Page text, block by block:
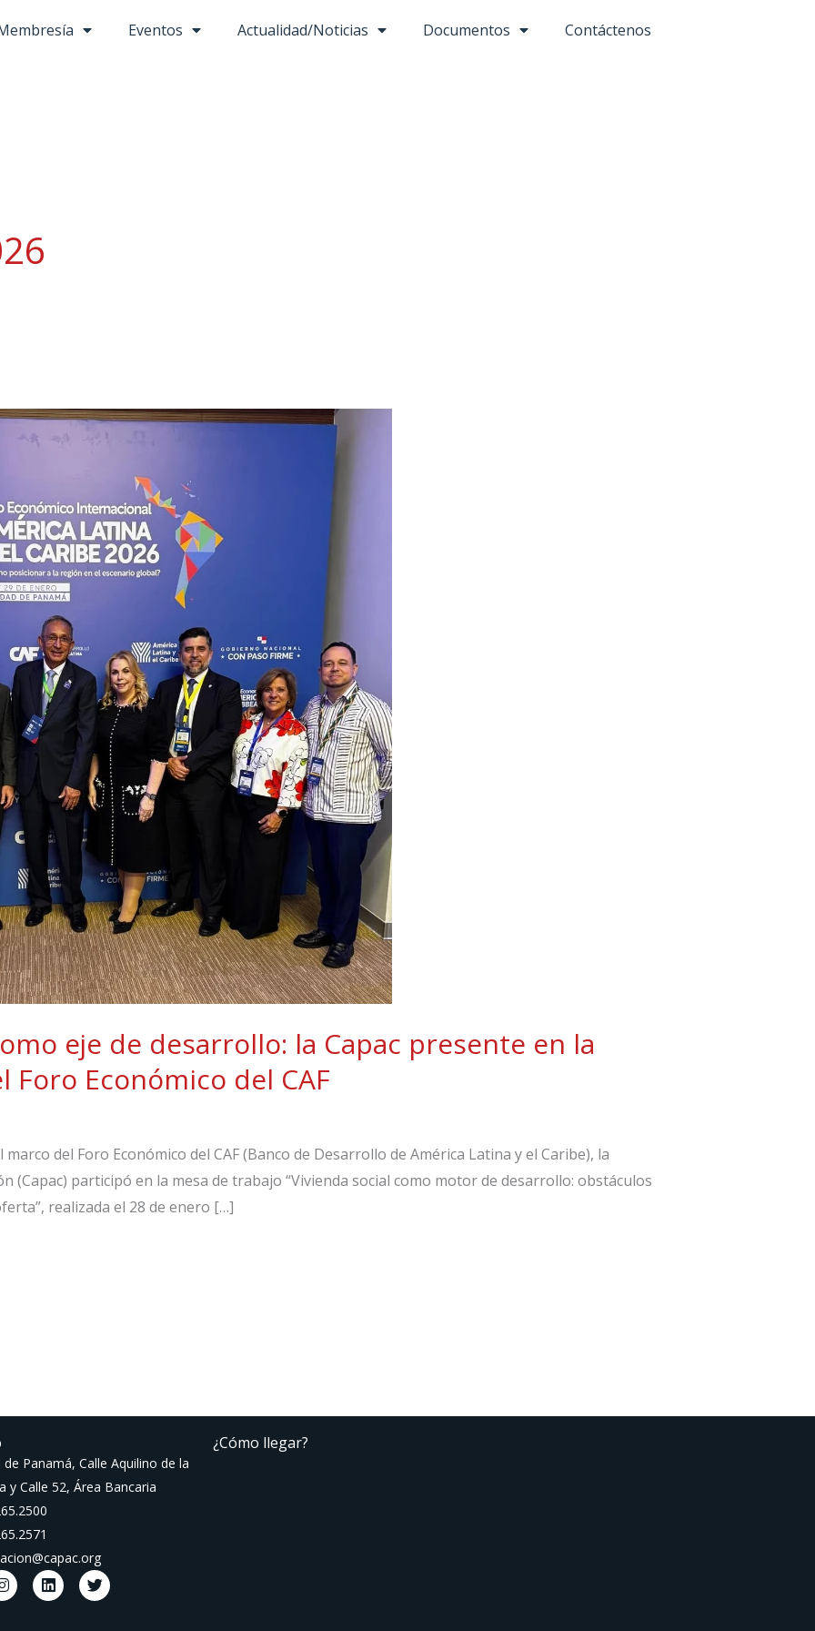
Eventos Actualidad/Noticias Documentos Contáctenos
eje de desarrollo: la Capac presente en la
Foro Económico del CAF
del Foro Económico del CAF (Banco de Desarrollo de América Latina y el Caribe), la
(Capac) participó en la mesa de trabajo “Vivienda social como motor de desarrollo: obstáculos
realizada el 28 de enero […]
de Panamá, Calle Aquilino de la
y Calle 52, Área Bancaria
I
n
s
L
i
n
T
w
i
¿Cómo llegar?